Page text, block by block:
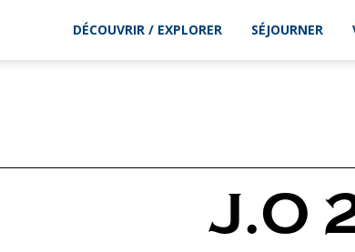
DÉCOUVRIR / EXPLORER SÉJOURNER
J.O